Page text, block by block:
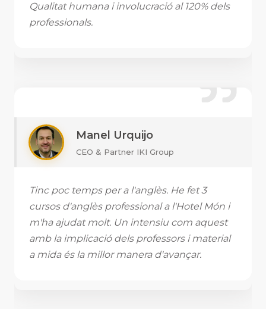
Qualitat humana i involucració al 120% dels
professionals.
Manel Urquijo
CEO & Partner IKI Group
Tinc poc temps per a l'anglès. He fet 3
cursos d'anglès professional a l'Hotel Món i
m'ha ajudat molt. Un intensiu com aquest
amb la implicació dels professors i material
a mida és la millor manera d'avançar.